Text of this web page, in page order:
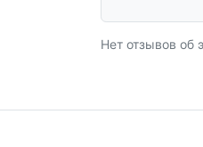
Нет отзывов об